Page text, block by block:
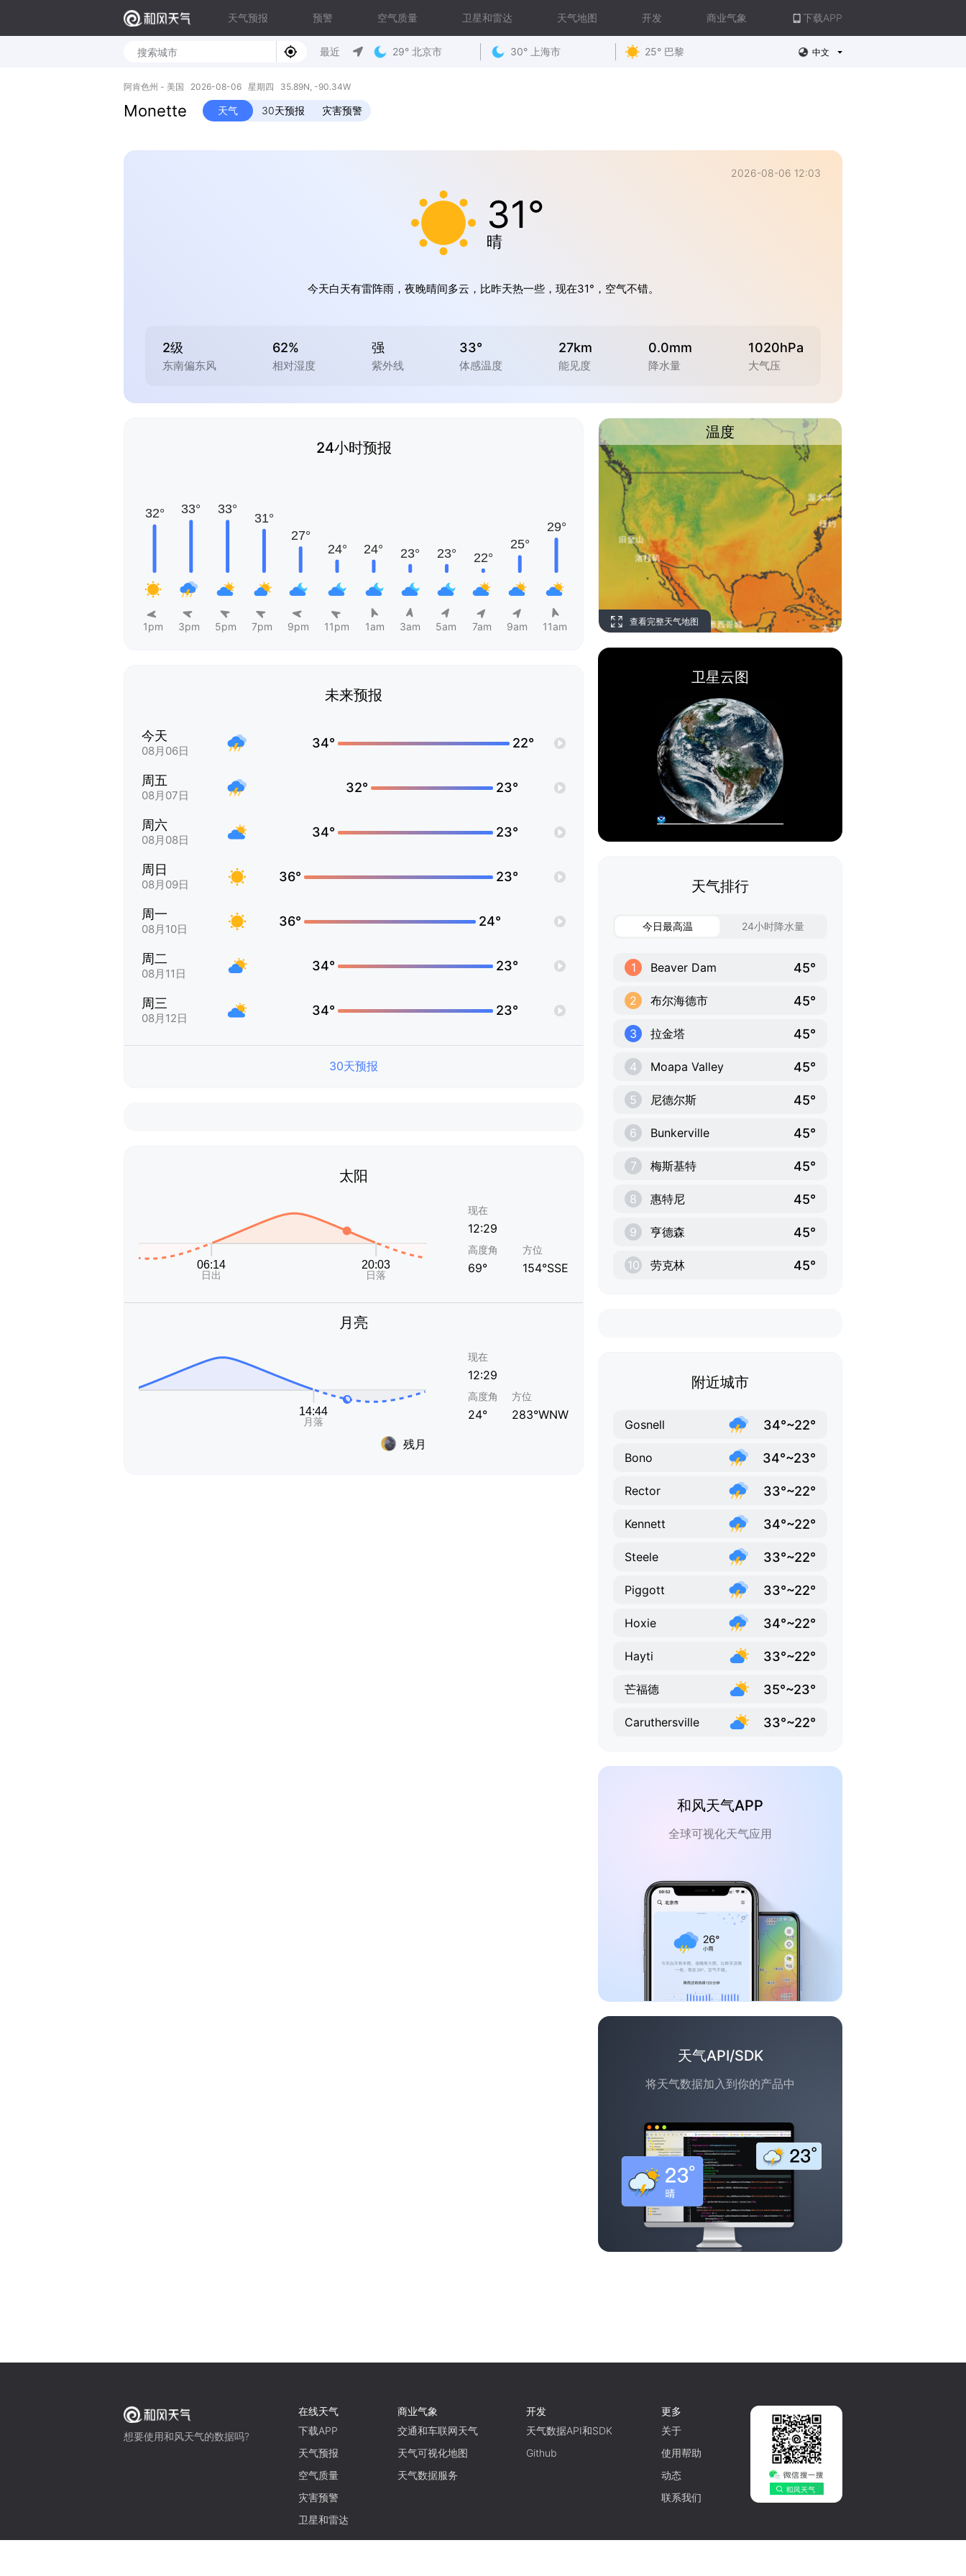
天气预报 预警 空气质量 卫星和雷达 天气地图 开发 商业气象 下载APP
最近 29° 北京市 30° 上海市 25° 巴黎 中文
阿肯色州 - 美国 2026-08-06 星期四 35.89N, -90.34W
Monette 天气 30天预报 灾害预警
2026-08-06 12:03
31°
晴
今天白天有雷阵雨，夜晚晴间多云，比昨天热一些，现在31°，空气不错。
2级
东南偏东风
62%
相对湿度
强
紫外线
33°
体感温度
27km
能见度
0.0mm
降水量
1020hPa
大气压
24小时预报
1pm 3pm 5pm 7pm 9pm 11pm 1am 3am 5am 7am 9am 11am
未来预报
今天
08月06日
34° 22°
周五
08月07日
32° 23°
周六
08月08日
34° 23°
周日
08月09日
36° 23°
周一
08月10日
36° 24°
周二
08月11日
34° 23°
周三
08月12日
34° 23°
30天预报
太阳
现在
12:29
高度角
69°
方位
154°SSE
月亮
残月
现在
12:29
高度角
24°
方位
283°WNW
温度
查看完整天气地图
卫星云图
天气排行
今日最高温 24小时降水量
1 Beaver Dam 45°
2 布尔海德市 45°
3 拉金塔 45°
4 Moapa Valley 45°
5 尼德尔斯 45°
6 Bunkerville 45°
7 梅斯基特 45°
8 惠特尼 45°
9 亨德森 45°
10 劳克林 45°
附近城市
Gosnell 34°~22°
Bono 34°~23°
Rector 33°~22°
Kennett 34°~22°
Steele 33°~22°
Piggott 33°~22°
Hoxie 34°~22°
Hayti 33°~22°
芒福德 35°~23°
Caruthersville 33°~22°
和风天气APP
全球可视化天气应用
天气API/SDK
将天气数据加入到你的产品中
想要使用和风天气的数据吗?
在线天气
下载APP
天气预报
空气质量
灾害预警
卫星和雷达
商业气象
交通和车联网天气
天气可视化地图
天气数据服务
开发
天气数据API和SDK
Github
更多
关于
使用帮助
动态
联系我们